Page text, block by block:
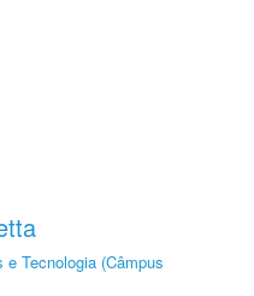
Tecnologia (Câmpus